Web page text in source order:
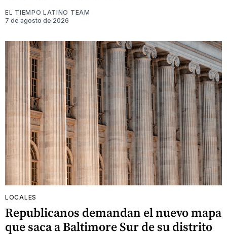
EL TIEMPO LATINO TEAM
7 de agosto de 2026
LOCALES
Republicanos demandan el nuevo mapa
que saca a Baltimore Sur de su distrito